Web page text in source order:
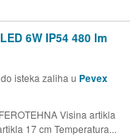
6W IP54 480 lm
isteka zaliha u Pevex
Visina artikla
17 cm Temperatura...